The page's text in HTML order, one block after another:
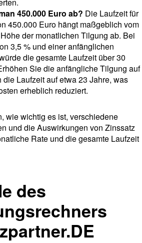
450.000 Euro ab? Die Laufzeit für
450.000 Euro hängt maßgeblich vom
der monatlichen Tilgung ab. Bei
3,5 % und einer anfänglichen
die gesamte Laufzeit über 30
Sie die anfängliche Tilgung auf
die Laufzeit auf etwa 23 Jahre, was
erheblich reduziert.
wie wichtig es ist, verschiedene
und die Auswirkungen von Zinssatz
Rate und die gesamte Laufzeit
des